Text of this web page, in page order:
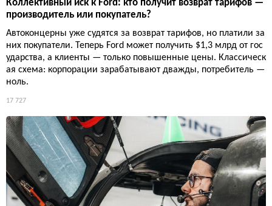
Коллективный иск к Ford: кто получит возврат тарифов —
производитель или покупатель?
Автоконцерны уже судятся за возврат тарифов, но платили за
них покупатели. Теперь Ford может получить $1,3 млрд от гос
ударства, а клиенты — только повышенные цены. Классическ
ая схема: корпорации зарабатывают дважды, потребитель —
ноль.
17 727